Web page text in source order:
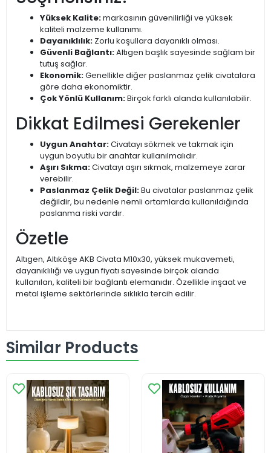
Yüksek Kalite:markasının güvenilirliği ve yüksek
kaliteli malzeme kullanımı.
Dayanıklılık: Zorlu koşullara dayanıklı olması.
Güvenli Bağlantı:Altıgen başlık sayesinde sağlam bir
tutuş sağlar.
Ekonomik:Genellikle diğer paslanmaz çelik civatalara
göre daha ekonomiktir.
Çok Yönlü Kullanım:Birçok farklı alanda kullanılabilir.
Dikkat Edilmesi Gerekenler
Uygun Anahtar:Civatayı sökmek ve takmak için
uygun boyutlu bir anahtar kullanılmalıdır.
Aşırı Sıkma:Civatayı aşırı sıkmak, malzemeye zarar
verebilir.
Paslanmaz Çelik Değil:Bu civatalar paslanmaz çelik
değildir, bu nedenle nemli ortamlarda kullanıldığında
paslanma riski vardır.
Özetle
Altıgen, Altıköşe AKB Civata M10x30, yüksek mukavemeti,
dayanıklılığı ve uygun fiyatı sayesinde birçok alanda
kullanılan, kaliteli bir bağlantı elemanıdır. Özellikle inşaat ve
metal işleme sektörlerinde sıklıkla tercih edilir.
Similar Products